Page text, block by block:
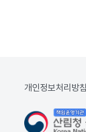
개인정보처리방침